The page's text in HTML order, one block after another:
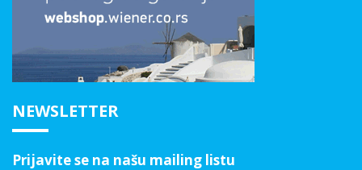
NEWSLETTER
Prijavite se na našu mailing listu